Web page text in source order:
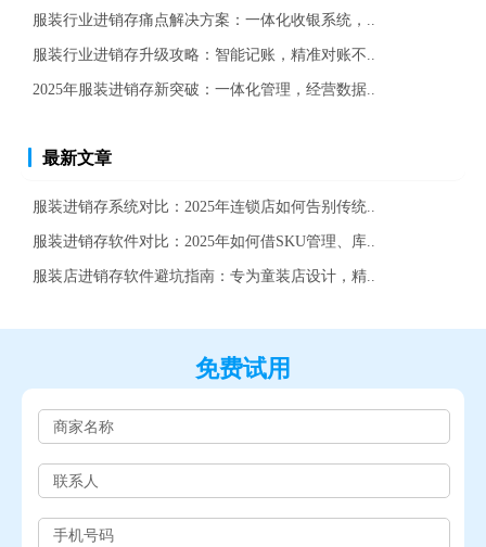
服装行业进销存痛点解决方案：一体化收银系统，..
服装行业进销存升级攻略：智能记账，精准对账不..
2025年服装进销存新突破：一体化管理，经营数据..
最新文章
服装进销存系统对比：2025年连锁店如何告别传统..
服装进销存软件对比：2025年如何借SKU管理、库..
服装店进销存软件避坑指南：专为童装店设计，精..
免费试用